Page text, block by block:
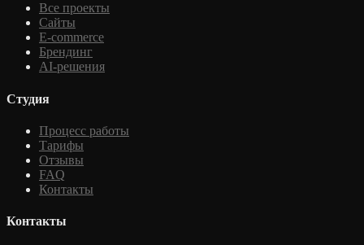
Все проекты
Сайты
E-commerce
Брендинг
AI-решения
Студия
Процесс работы
Тарифы
Отзывы
FAQ
Контакты
Контакты